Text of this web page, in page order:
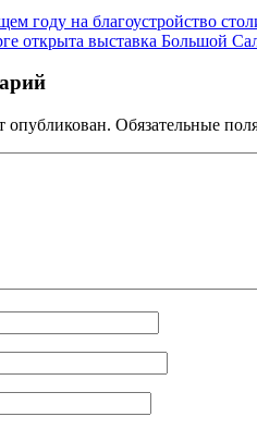
году на благоустройство
открыта выставка Большой
опубликован. Обязательные